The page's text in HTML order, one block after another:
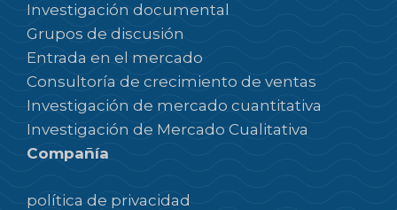
Investigación documental
Grupos de discusión
Entrada en el mercado
Consultoría de crecimiento de ventas
Investigación de mercado cuantitativa
Investigación de Mercado Cualitativa
Compañía
política de privacidad